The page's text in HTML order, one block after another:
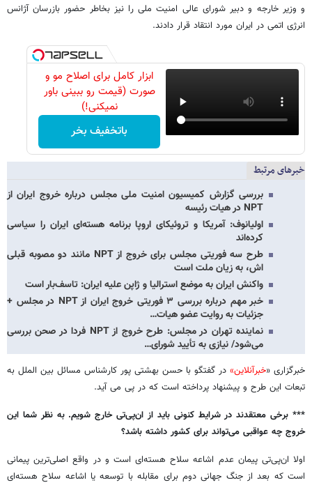
و وزیر خارجه و دبیر شورای عالی امنیت ملی را نیز بخاطر حضور بازرسان آژانس
انرژی اتمی در ایران مورد انتقاد قرار دادند.
ابزار کامل برای اصلاح مو و
صورت (قیمت رو ببینی باور
نمیکنی!)
باتخفیف بخر
خبرهای مرتبط
بررسی گزارش کمیسیون امنیت ملی مجلس درباره خروج ایران از
NPT در هیات رئیسه
اولیانوف: آمریکا و تروئیکای اروپا برنامه هسته‌ای ایران را سیاسی
کرده‌اند
طرح سه فوریتی مجلس برای خروج از NPT مانند دو مصوبه قبلی
اش، به زیان ملت است
واکنش ایران به موضع استرالیا و ژاپن علیه ایران: تاسف‌بار است
خبر مهم درباره بررسی ۳ فوریتی خروج ایران از NPT در مجلس +
جزئیات به روایت عضو هیات…
نماینده تهران در مجلس: طرح خروج از NPT فردا در صحن بررسی
می‌شود/ نیازی به تأیید شورای…
خبرگزاری «خبرآنلاین» در گفتگو با حسن بهشتی پور کارشناس مسائل بین الملل به
تبعات این طرح و پیشنهاد پرداخته است که در پی می آید.
*** برخی معتقدند در شرایط کنونی باید از ان‌پی‌تی خارج شویم. به نظر شما این
خروج چه عواقبی می‌تواند برای کشور داشته باشد؟
اولا ان‌پی‌تی پیمان عدم اشاعه سلاح هسته‌ای است و در واقع اصلی‌ترین پیمانی
است که بعد از جنگ جهانی دوم برای مقابله با توسعه یا اشاعه سلاح هسته‌ای